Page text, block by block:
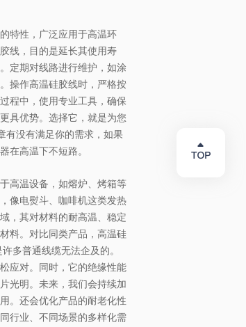
特性，广泛应用于高温环
线，目的是延长其使用寿
定期对线路进行维护，如涂
操作高温硅胶线时，严格按
程中，使用专业工具，确保
具优势。选择它，就是为您
有没有满足你的需求，如果
在高温下不短路。
高温设备，如熔炉、烤箱等
像电熨斗、咖啡机这类发热
，其对材料的耐高温、稳定
料。对比同类产品，高温硅
多普通线缆无法企及的。
应对。同时，它的绝缘性能
光明。未来，我们会持续加
。还会优化产品的耐老化性
行业、不同场景的多样化需